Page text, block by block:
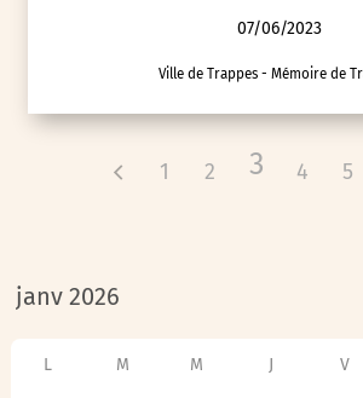
07/06/2023
Ville de Trappes - Mémoire de
1 2 3 4 5
L M M J V